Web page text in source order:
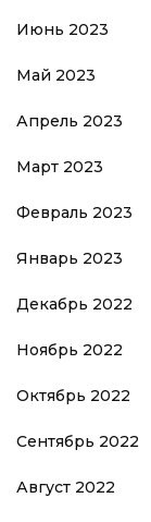
Июнь 2023
Май 2023
Апрель 2023
Март 2023
Февраль 2023
Январь 2023
Декабрь 2022
Ноябрь 2022
Октябрь 2022
Сентябрь 2022
Август 2022